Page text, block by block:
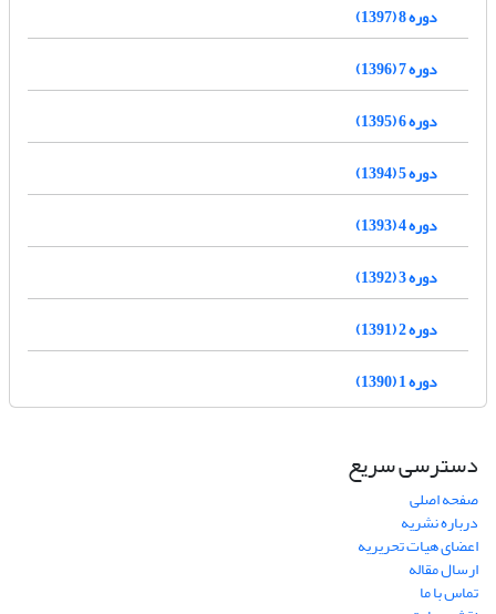
دوره 8 (1397)
دوره 7 (1396)
دوره 6 (1395)
دوره 5 (1394)
دوره 4 (1393)
دوره 3 (1392)
دوره 2 (1391)
دوره 1 (1390)
دسترسی سریع
صفحه اصلی
درباره نشریه
اعضای هیات تحریریه
ارسال مقاله
تماس با ما